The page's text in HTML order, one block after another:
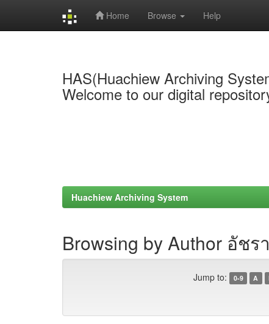
Home Browse Help
HAS(Huachiew Archiving
Welcome to our digital
Huachiew Archiving System
Browsing by Author อัช
Jump to: 0-9 A